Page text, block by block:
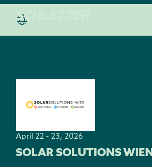
April 22 - 23, 2026
SOLAR SOLUTIONS WIEN